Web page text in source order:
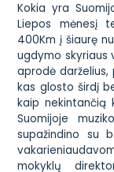
Kokia yra
Liepos mėnesį
400Km į šiaurę
ugdymo skyriaus
aprodė
kas glosto širdį
kaip nekintančią
Suomijoje
supažindino su
mokyklų